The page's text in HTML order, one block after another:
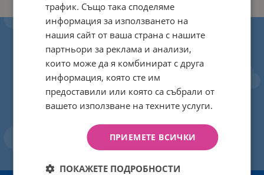
трафик. Също така споделяме
информация за използването на
нашия сайт от ваша страна с нашите
партньори за реклама и анализи,
които може да я комбинират с друга
информация, която сте им
предоставили или която са събрали от
вашето използване на техните услуги.
ПРИЕМЕТЕ ВСИЧКИ
ПОКАЖЕТЕ ПОДРОБНОСТИ